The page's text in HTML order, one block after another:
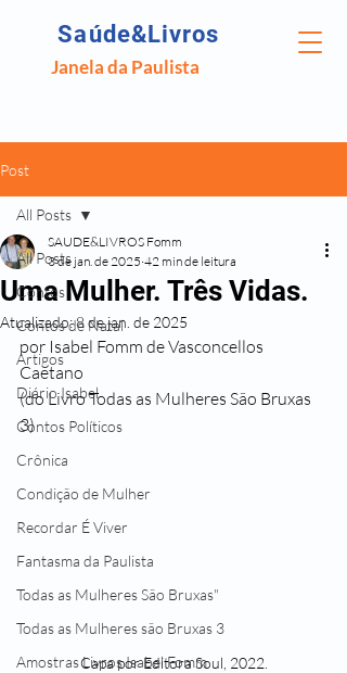
Saúde&Livros
Janela da Paulista
Post
All Posts
Contos
Contos de Natal
Artigos
Diário Isabel
Contos Políticos
Crônica
Condição de Mulher
Recordar É Viver
Fantasma da Paulista
Todas as Mulheres São Bruxas"
Todas as Mulheres são Bruxas 3
Amostras Livros Isabel Fomm
All Posts
Uma Mulher. Três Vidas.
SAUDE&LIVROS Fomm
3 de jan. de 2025 42 min de leitura
Atualizado:8 de jan. de 2025
por Isabel Fomm de Vasconcellos
Caetano
(do Livro Todas as Mulheres São Bruxas
3)
Capa por Editora Soul, 2022.